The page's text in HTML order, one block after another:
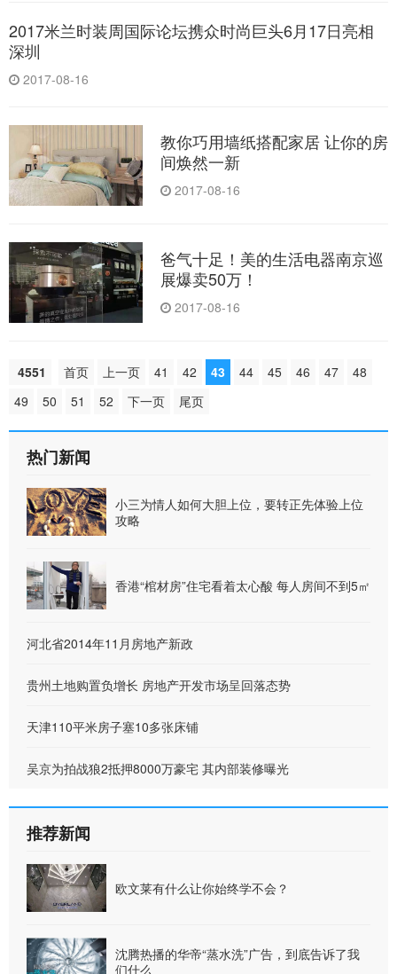
2017米兰时装周国际论坛携众时尚巨头6月17日亮相
深圳
2017-08-16
教你巧用墙纸搭配家居 让你的房
间焕然一新
2017-08-16
爸气十足！美的生活电器南京巡
展爆卖50万！
2017-08-16
4551 首页 上一页 41 42 43 44 45 46 47
48
49
50 51 52 下一页 尾页
热门新闻
小三为情人如何大胆上位，要转正先体验上位
攻略
香港“棺材房”住宅看着太心酸 每人房间不到5㎡
河北省2014年11月房地产新政
贵州土地购置负增长 房地产开发市场呈回落态势
天津110平米房子塞10多张床铺
吴京为拍战狼2抵押8000万豪宅 其内部装修曝光
推荐新闻
欧文莱有什么让你始终学不会？
沈腾热播的华帝“蒸水洗”广告，到底告诉了我
们什么